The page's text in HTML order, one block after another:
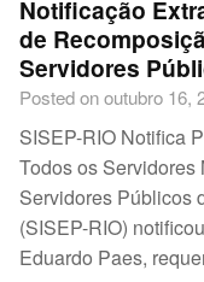
Notificação
de
Servidores
Posted on outubro 16,
SISEP-RIO Notifica
Todos os
Servidores Públicos
(SISEP-RIO)
Eduardo Paes,